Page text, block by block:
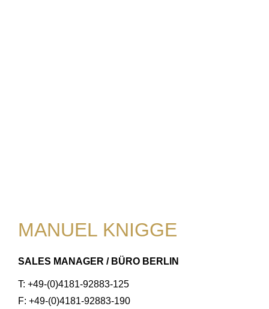
MANUEL KNIGGE
SALES MANAGER / BÜRO BERLIN
T: +49-(0)4181-92883-125
F: +49-(0)4181-92883-190